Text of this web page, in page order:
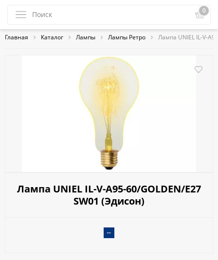
0
Главная Каталог Лампы Лампы Ретро Лампа UNIEL IL-V-
Лампа UNIEL IL-V-A95-60/GOLDEN/E27
SW01 (Эдисон)